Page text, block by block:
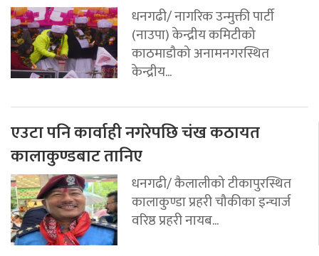
धनगढी/ नागरिक उन्मुक्ती पार्टी
(नाउपा) केन्द्रीय कमिटीको
काठमाडौको अनामनगरस्थित
केन्द्रीय...
एउटा पनि कार्वाही नगरेपछि चंख कठायत
कालाकुण्डबाट तानिए
धनगढी/ कैलालीको टीकापुरस्थित
कालाकुण्डा प्रहरी चौकीका इन्चार्ज
वरिष्ठ प्रहरी नायब...